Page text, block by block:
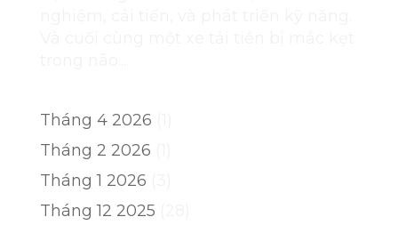
Tháng 4 2026
Tháng 2 2026
Tháng 1 2026
Tháng 12 2025